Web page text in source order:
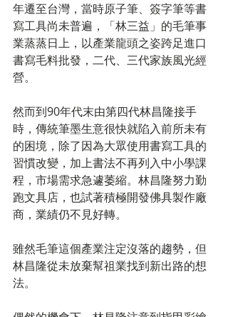
年遷至台灣，當時原子筆、簽字筆等書
寫工具尚未普遍，「林三益」的毛筆事
業蒸蒸日上，以產業龍頭之姿跨足進口
書寫毛料批發，二代、三代家族風光經
營。
然而到90年代末由第四代林昌隆接手
時，傳統筆墨生意很快就陷入前所未有
的困境，除了因為大眾使用書寫工具的
習慣改變，加上書法不再列入中小學課
程，市場需求急遽萎縮。林昌隆努力勤
跑文具店，也試著積極開發佛具製作廠
商，業績仍不見好轉。
雖然毛筆這個產業注定沒落的趨勢，但
林昌隆從未放棄幫祖業找到新出路的想
法。